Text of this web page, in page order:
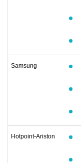
Samsung
Hotpoint-Ariston